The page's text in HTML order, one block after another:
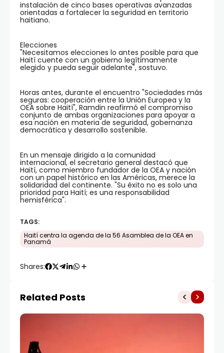
instalación de cinco bases operativas avanzadas
orientadas a fortalecer la seguridad en territorio
haitiano.
Elecciones
"Necesitamos elecciones lo antes posible para que
Haití cuente con un gobierno legítimamente
elegido y pueda seguir adelante", sostuvo.
Horas antes, durante el encuentro "Sociedades más
seguras: cooperación entre la Unión Europea y la
OEA sobre Haití", Ramdin reafirmó el compromiso
conjunto de ambas organizaciones para apoyar a
esa nación en materia de seguridad, gobernanza
democrática y desarrollo sostenible.
En un mensaje dirigido a la comunidad
internacional, el secretario general destacó que
Haití, como miembro fundador de la OEA y nación
con un papel histórico en las Américas, merece la
solidaridad del continente. "Su éxito no es solo una
prioridad para Haití; es una responsabilidad
hemisférica".
TAGS:
Haití centra la agenda de la 56 Asamblea de la OEA en
Panamá
Shares:
Related Posts